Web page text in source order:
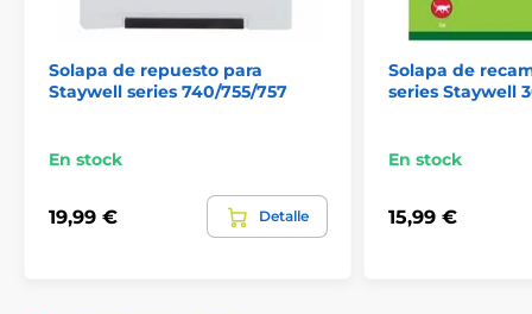
Solapa de repuesto para
Staywell series 740/755/757
En stock
19,99 € Detalle
Solapa de
series Staywell
En stock
15,99 €